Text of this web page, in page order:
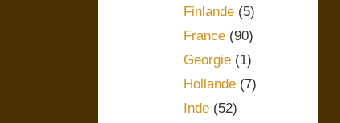
Finlande(5)
France(90)
Georgie(1)
Hollande(7)
Inde(52)